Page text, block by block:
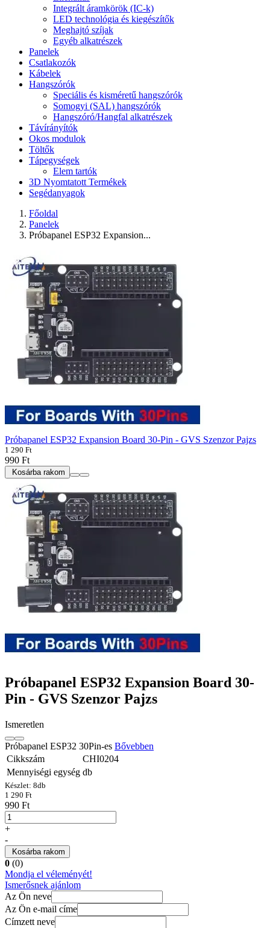
Integrált áramkörök (IC-k)
LED technológia és kiegészítők
Meghajtó szíjak
Egyéb alkatrészek
Panelek
Csatlakozók
Kábelek
Hangszórók
Speciális és kisméretű hangszórók
Somogyi (SAL) hangszórók
Hangszóró/Hangfal alkatrészek
Távírányítók
Okos modulok
Töltők
Tápegységek
Elem tartók
3D Nyomtatott Termékek
Segédanyagok
Főoldal
Panelek
Próbapanel ESP32 Expansion...
Próbapanel ESP32 Expansion Board 30-Pin - GVS Szenzor Pajzs
1 290 Ft
990 Ft
Kosárba rakom
Próbapanel ESP32 Expansion Board 30-
Pin - GVS Szenzor Pajzs
Ismeretlen
Próbapanel ESP32 30Pin-es Bővebben
Cikkszám
CHI0204
Mennyiségi egység db
Készlet: 8db
1 290 Ft
990 Ft
+
-
Kosárba rakom
0 (0)
Mondja el véleményét!
Ismerősnek ajánlom
Az Ön neve
Az Ön e-mail címe
Címzett neve